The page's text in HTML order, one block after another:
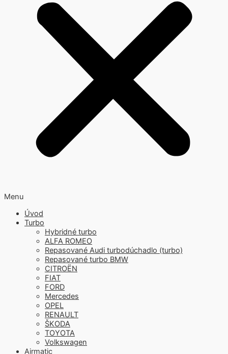
Menu
Úvod
Turbo
Hybridné turbo
ALFA ROMEO
Repasované Audi turbodúchadlo (turbo)
Repasované turbo BMW
CITROËN
FIAT
FORD
Mercedes
OPEL
RENAULT
ŠKODA
TOYOTA
Volkswagen
Airmatic